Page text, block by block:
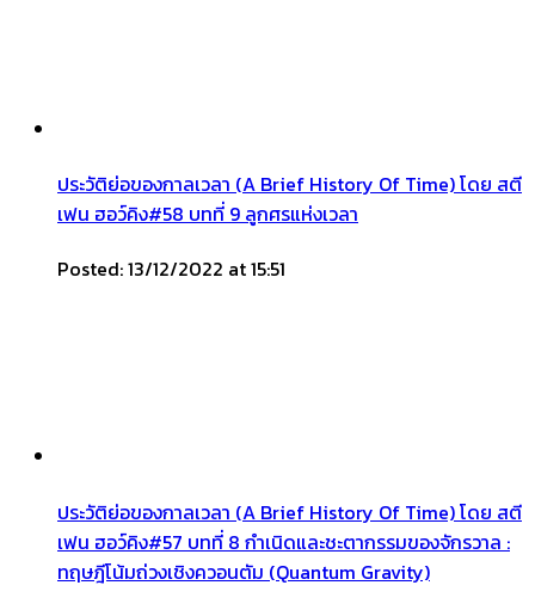
ประวัติย่อของกาลเวลา (A Brief History Of Time) โดย สตี
เฟน ฮอว์คิง#58 บทที่ 9 ลูกศรแห่งเวลา
Posted: 13/12/2022 at 15:51
ประวัติย่อของกาลเวลา (A Brief History Of Time) โดย สตี
เฟน ฮอว์คิง#57 บทที่ 8 กำเนิดและชะตากรรมของจักรวาล :
ทฤษฎีโน้มถ่วงเชิงควอนตัม (Quantum Gravity)